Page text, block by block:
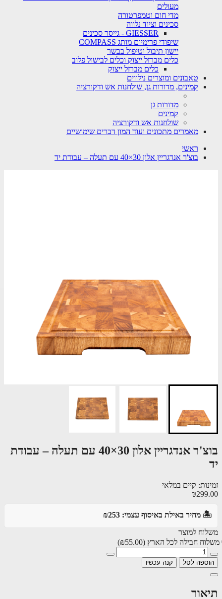
מעולים
מדי חום וטמפרטורה
סכינים וציוד נלווה
GIESSER - גייסר סכינים
שיפודי פרימיום מותג COMPASS
יישון תיבול וטיפול בבשר
כלים מברזל ייצוק וכלים לבישול פלוב
כלים מברזל ייצוק
טאבונים ומוצרים נילווים
קמינים, מדורות גן, שולחנות אש ודקורציה
מדורות גן
קמינים
שולחנות אש ודקורציה
מאמרים מתכונים ועוד המון דברים שימושיים
ראשי
בוצ'ר אנדגריין אלון 30×40 עם תעלה – עבודת יד
בוצ'ר אנדגריין אלון 30×40 עם תעלה – עבודת
קיים במלאי
מחיר באילת באיסוף עצמי: ₪253
למוצר
חבילה לכל הארץ(₪55.00)
לסל קנה עכשיו